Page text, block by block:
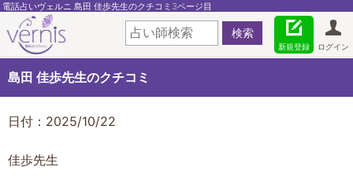
電話占いヴェルニ 島田 佳歩先生のクチコミ3ページ目
ログイン
新規登録
島田 佳歩先生のクチコミ
日付：2025/10/22
佳歩先生